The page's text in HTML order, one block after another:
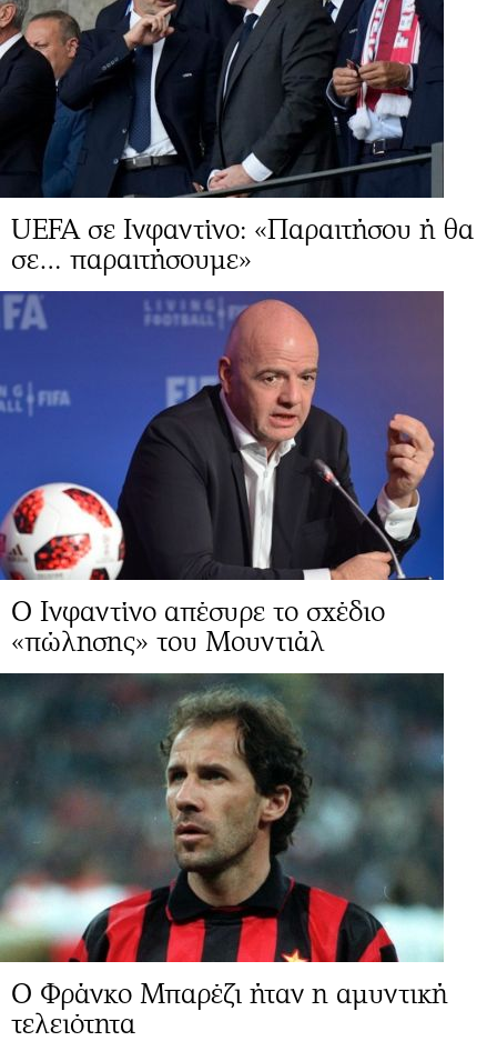
UEFA σε Ινφαντίνο: «Παραιτήσου ή θα
σε… παραιτήσουμε»
Ο Ινφαντίνο απέσυρε το σχέδιο
«πώλησης» του Μουντιάλ
Ο Φράνκο Μπαρέζι ήταν η αμυντική
τελειότητα